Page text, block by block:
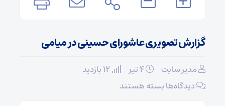
گزارش تصویری عاشورای حسینی در میامی
مدیر سایت
دیدگاه‌هابرای
بسته هستند